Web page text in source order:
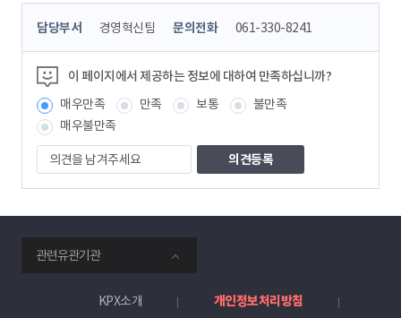
콘
츠
정
보
책
임
자
담당부서 경영혁신팀 문의전화 061-330-8241
이 페이지에서 제공하는 정보에 대하여 만족하십니까?
매우만족
만족 보통
불만족
매우불만족
의
견
을
겨
주
세
요
관련유관기관
KPX소개
개인정보처리방침